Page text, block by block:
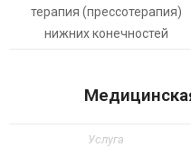
терапия (прессотерапия)
нижних конечностей
Услуга